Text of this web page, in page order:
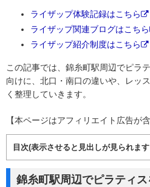
ライザップ体験記録はこちら
ライザップ関連ブログはこちら
ライザップ紹介制度はこちら
この記事では、錦糸町駅周辺でピラ
向けに、北口・南口の違いや、レッ
く整理していきます。
【本ページはアフィリエイト広告が
目次(表示させると見出しが見られま
錦糸町駅周辺でピラティ